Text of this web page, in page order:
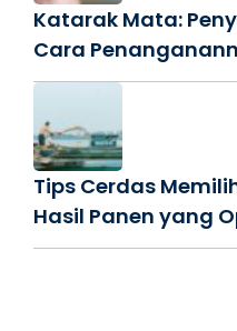
Katarak Mata:
Cara
Tips Cerdas
Hasil Panen yang